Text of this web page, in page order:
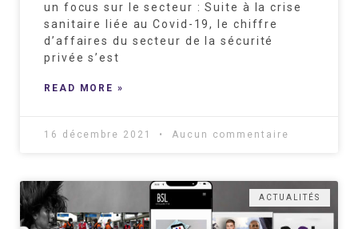
un focus sur le secteur : Suite à la crise
sanitaire liée au Covid-19, le chiffre
d’affaires du secteur de la sécurité
privée s’est
READ MORE »
16 décembre 2021 Aucun commentaire
ACTUALITÉS